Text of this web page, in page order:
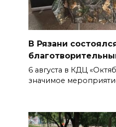
В Рязани
6 августа в КДЦ
значимое